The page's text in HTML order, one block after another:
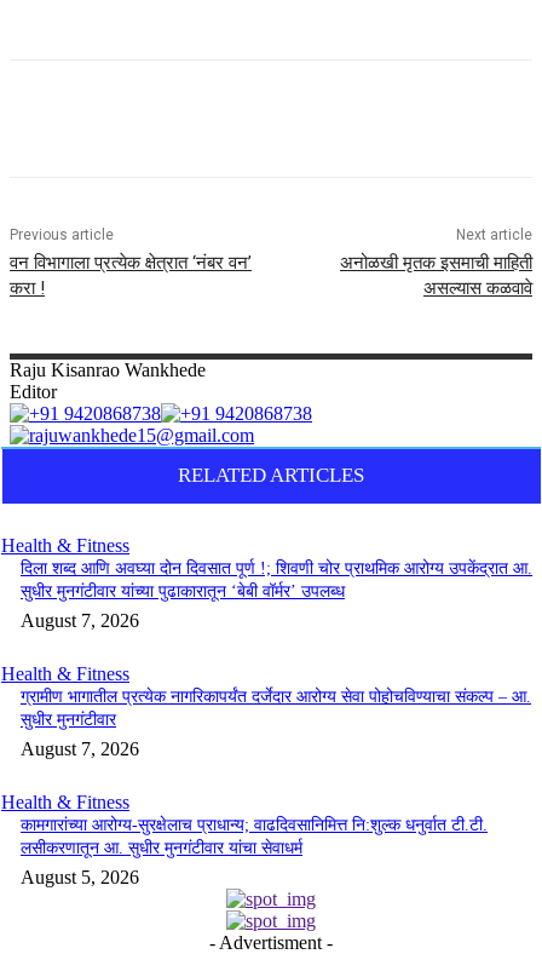
Previous article
वन विभागाला प्रत्येक क्षेत्रात ‘नंबर वन’
करा !
Next article
अनोळखी मृतक इसमाची माहिती
असल्यास कळवावे
Raju Kisanrao Wankhede
Editor
RELATED ARTICLES
Health & Fitness
दिला शब्द आणि अवघ्या दोन दिवसात पूर्ण !; शिवणी चोर प्राथमिक आरोग्य उपकेंद्रात आ.
सुधीर मुनगंटीवार यांच्या पुढाकारातून ‘बेबी वॉर्मर’ उपलब्ध
August 7, 2026
Health & Fitness
ग्रामीण भागातील प्रत्येक नागरिकापर्यंत दर्जेदार आरोग्य सेवा पोहोचविण्याचा संकल्प – आ.
सुधीर मुनगंटीवार
August 7, 2026
Health & Fitness
कामगारांच्या आरोग्य-सुरक्षेलाच प्राधान्य; वाढदिवसानिमित्त नि:शुल्क धनुर्वात टी.टी.
लसीकरणातून आ. सुधीर मुनगंटीवार यांचा सेवाधर्म
August 5, 2026
- Advertisment -